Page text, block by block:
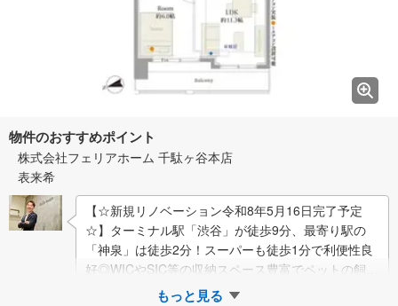
物件のおすすめポイント
株式会社フェリアホーム 千駄ヶ谷本店
表来希
【☆新規リノベーション令和8年5月16日完了予定
☆】ターミナル駅「渋谷」が徒歩9分、最寄り駅の
「神泉」は徒歩2分！スーパーも徒歩1分で利便性良
好◎WICやSIC等の収納スペース豊富でペットの飼育
可能♪フェリアホーム千駄ヶ谷本店は、…
もっと見る